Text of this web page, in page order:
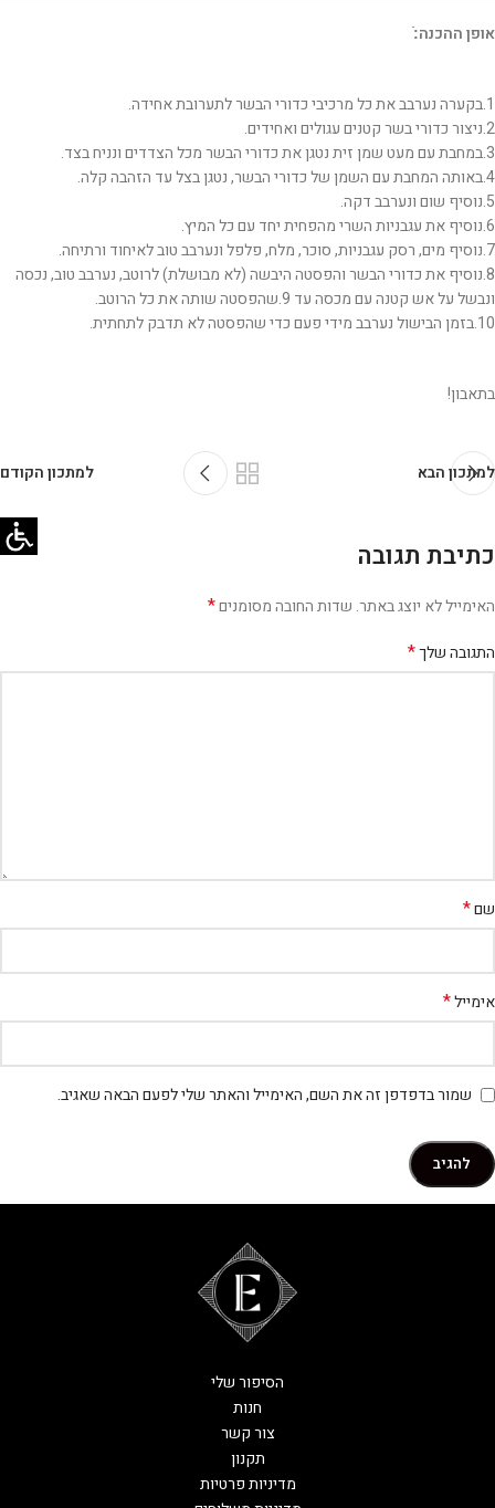
אופן ההכנה:ֿ
1.בקערה נערבב את כל מרכיבי כדורי הבשר לתערובת אחידה.
2.ניצור כדורי בשר קטנים עגולים ואחידים.
3.במחבת עם מעט שמן זית נטגן את כדורי הבשר מכל הצדדים ונניח בצד.
4.באותה המחבת עם השמן של כדורי הבשר, נטגן בצל עד הזהבה קלה.
5.נוסיף שום ונערבב דקה.
6.נוסיף את עגבניות השרי מהפחית יחד עם כל המיץ.
7.נוסיף מים, רסק עגבניות, סוכר, מלח, פלפל ונערבב טוב לאיחוד ורתיחה.
8.נוסיף את כדורי הבשר והפסטה היבשה (לא מבושלת) לרוטב, נערבב טוב, נכסה
ונבשל על אש קטנה עם מכסה עד 9.שהפסטה שותה את כל הרוטב.
10.בזמן הבישול נערבב מידי פעם כדי שהפסטה לא תדבק לתחתית.
בתאבון!
למתכון הבא למתכון הקודם
כתיבת תגובה
האימייל לא יוצג באתר. שדות החובה מסומנים*
התגובה שלך*
שם*
אימייל*
שמור בדפדפן זה את השם, האימייל והאתר שלי לפעם הבאה שאגיב.
הסיפור שלי
חנות
צור קשר
תקנון
מדיניות פרטיות